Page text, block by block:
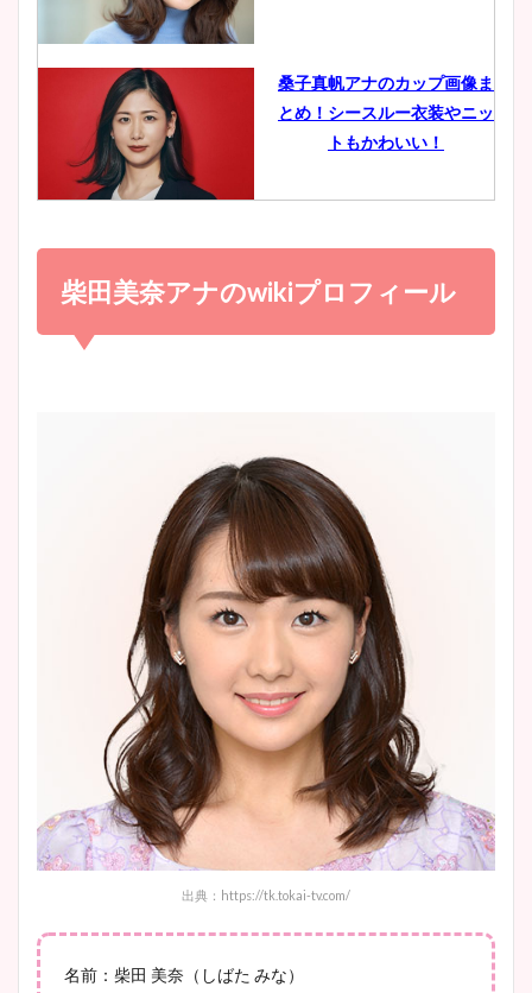
豊島実季アナのカップ画像ま
とめ！美脚や水着姿に年齢も
宇賀神メグアナのニット画像
池谷実悠アナのメガネ画像が
かわいい！カップや水着姿も
まとめた！
桑子真帆アナのカップ画像ま
とめ！シースルー衣装やニッ
トもかわいい！
小室瑛莉子のカップ画像まと
め！足が美脚でニット衣装も
かわいい！
wikiプロフもチェック！
大家彩香アナのかわいいカッ
プ画像まとめ！同期や実家に
wikiプロフも！
安藤萌々アナのカップ画像や
ニット衣装まとめ！美足の筋
肉も凄い！
イエット方は？昔と現在を画
柴田美奈アナのwikiプロフィール
出典：https://tk.tokai-tv.com/
名前：柴田 美奈（しばた みな）